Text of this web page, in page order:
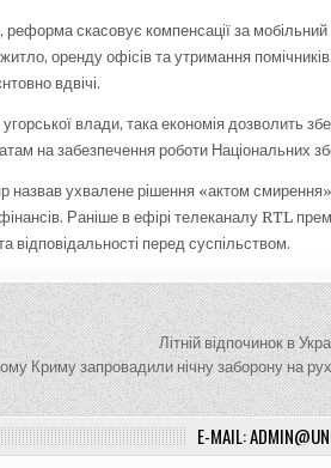
реформа скасовує компенсації за
житло, оренду офісів та утримання
вдвічі.
влади, така економія дозволить
на забезпечення роботи Національних
назвав ухвалене рішення «актом
Раніше в ефірі телеканалу RTL
відповідальності перед суспільством.
Літній відпочинок в
Криму запровадили нічну заборону на
E-MAIL: